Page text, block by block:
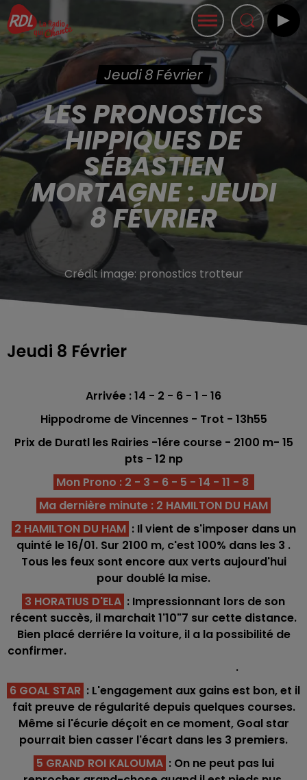
Jeudi 8 Février
LES PRONOSTICS
HIPPIQUES DE
SÉBASTIEN
MORTAGNE : JEUDI
8 FÉVRIER
Crédit image: pronostics trotteur
Jeudi 8 Février
Arrivée : 14 - 2 - 6 - 1 - 16
Hippodrome de Vincennes - Trot - 13h55
Prix de Duratl les Rairies -1ére course - 2100 m- 15
pts - 12 np
Mon Prono : 2 - 3 - 6 - 5 - 14 - 11 - 8
Ma dernière minute : 2 HAMILTON DU HAM
2 HAMILTON DU HAM : Il vient de s'imposer dans un
quinté le 16/01. Sur 2100 m, c'est 100% dans les 3 .
Tous les feux sont encore aux verts aujourd'hui
pour doublé la mise.
3 HORATIUS D'ELA : Impressionnant lors de son
récent succès, il marchait 1'10"7 sur cette distance.
Bien placé derriére la voiture, il a la possibilité de
confirmer.
.
6 GOAL STAR : L'engagement aux gains est bon, et il
fait preuve de régularité depuis quelques courses.
Même si l'écurie déçoit en ce moment, Goal star
pourrait bien casser l'écart dans les 3 premiers.
5 GRAND ROI KALOUMA : On ne peut pas lui